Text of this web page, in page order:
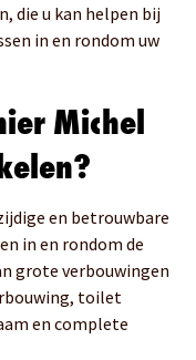
die u kan helpen bij
in en rondom uw
Michel
en betrouwbare
in en rondom de
grote verbouwingen
toilet
en complete